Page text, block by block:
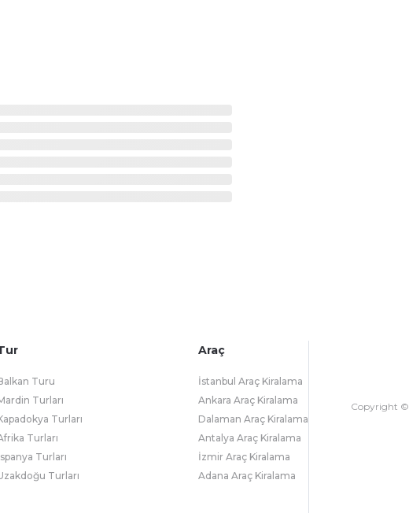
Turu
Turları
Turları
Turları
Turları
Turları
Araç
İstanbul Araç Kiralama
Ankara Araç Kiralama
Dalaman Araç Kiralama
Antalya Araç Kiralama
İzmir Araç Kiralama
Adana Araç Kiralama
Copyright ©